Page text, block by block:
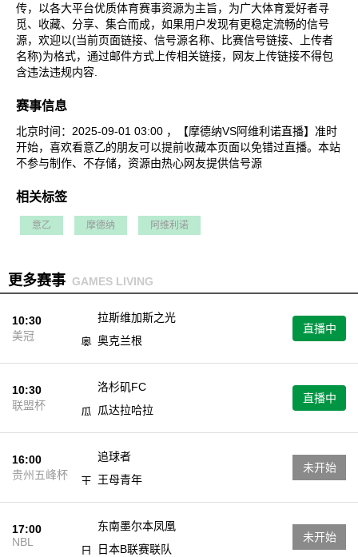
传，以各大平台优质体育赛事资源为主旨，为广大体育爱好者寻
觅、收藏、分享、集合而成，如果用户发现有更稳定流畅的信号
源，欢迎以(当前页面链接、信号源名称、比赛信号链接、上传者
名称)为格式，通过邮件方式上传相关链接，网友上传链接不得包
含违法违规内容.
赛事信息
北京时间：2025-09-01 03:00 ，【摩德纳VS阿维利诺直播】准时
开始，喜欢看意乙的朋友可以提前收藏本页面以免错过直播。本站
不参与制作、不存储，资源由热心网友提供信号源
相关标签
意乙 摩德纳 阿维利诺
更多赛事 GAMES LIVING
10:30
美冠
拉斯维加斯之光
奥克兰根
直播中
10:30
联盟杯
洛杉矶FC
瓜达拉哈拉
直播中
16:00
贵州五峰杯
追球者
王母青年
未开始
17:00
NBL
东南墨尔本凤凰
日本B联赛联队
未开始